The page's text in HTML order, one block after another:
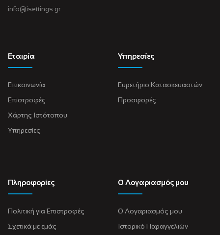
info@isettings.gr
Εταιρία
Επικοινωνία
Επιστροφές
Χάρτης Ιστότοπου
Υπηρεσίες
Υπηρεσίες
Ευρετήριο Κατασκευαστών
Προσφορές
Πληροφορίες
Πολιτική για Eπιστροφές
Σχετικά με εμάς
Ο Λογαριασμός μου
Ο Λογαριασμός μου
Ιστορικό Παραγγελιών